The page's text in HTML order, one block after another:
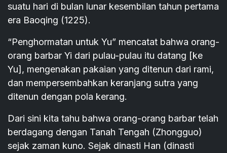
suatu hari di bulan lunar kesembilan tahun pertama
era Baoqing (1225).
“Penghormatan untuk Yu” mencatat bahwa orang-
orang barbar Yi dari pulau-pulau itu datang [ke
Yu], mengenakan pakaian yang ditenun dari rami,
dan mempersembahkan keranjang sutra yang
ditenun dengan pola kerang.
Dari sini kita tahu bahwa orang-orang barbar telah
berdagang dengan Tanah Tengah (Zhongguo)
sejak zaman kuno. Sejak dinasti Han (dinasti